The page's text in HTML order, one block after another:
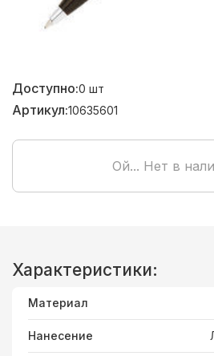
Доступно:0 шт
Артикул:10635601
Ой... Нет в
Характеристики:
Материал
Нанесение